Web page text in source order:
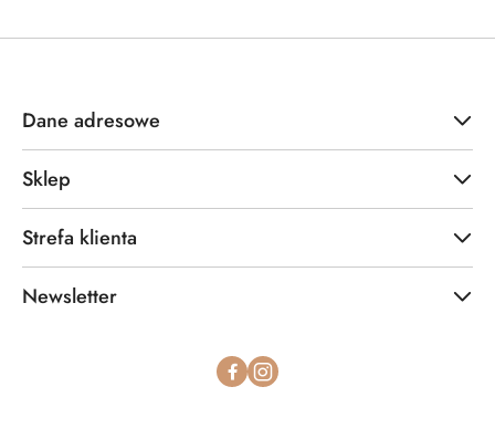
Dane adresowe
Sklep
Strefa klienta
Newsletter